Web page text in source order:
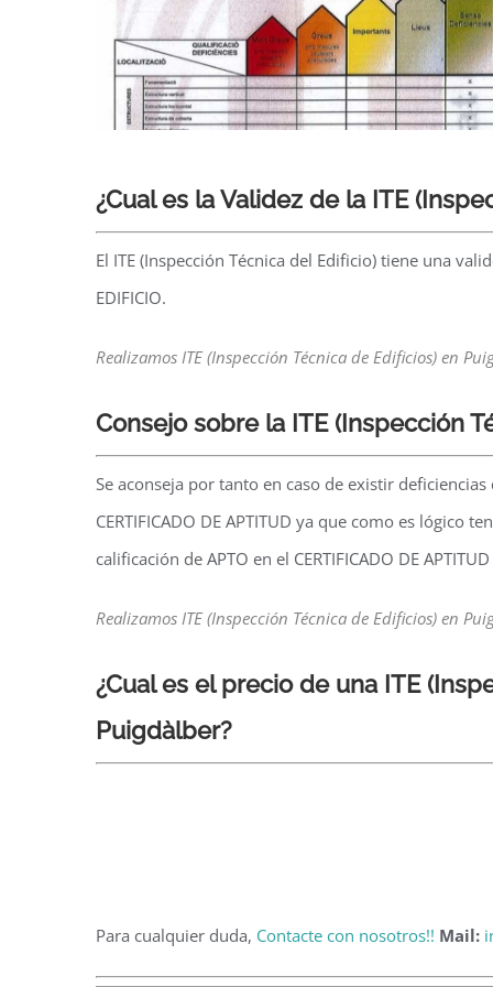
¿Cual es la Validez de la ITE
El ITE (Inspección Técnica del Edificio) tiene una
EDIFICIO.
Realizamos ITE (Inspección Técnica de Edificios) en
Consejo sobre la ITE (Inspección
Se aconseja por tanto en caso de existir
CERTIFICADO DE APTITUD ya que como es
calificación de APTO en el CERTIFICADO DE APTITUD
Realizamos ITE (Inspección Técnica de Edificios) en
¿Cual es el precio de una ITE
Puigdàlber?
Para cualquier duda, Contacte con nosotros!! Mail: